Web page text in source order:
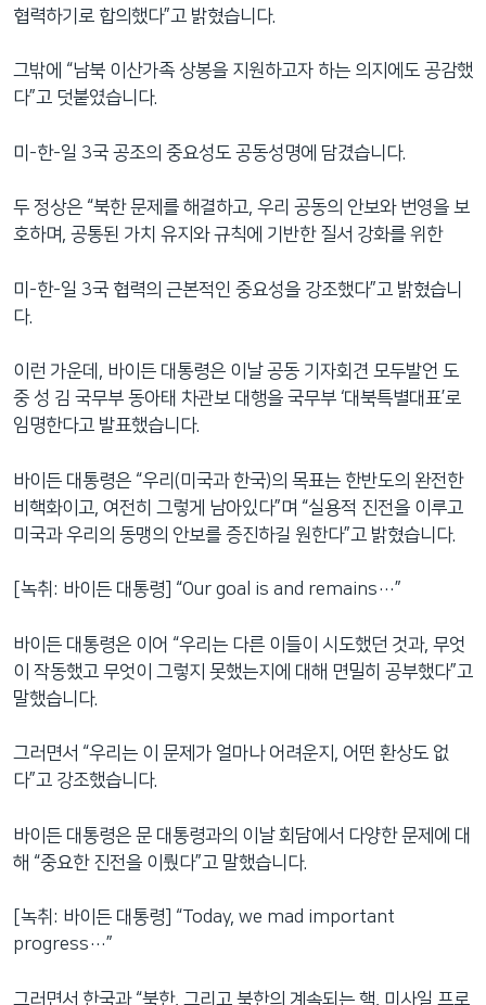
협력하기로 합의했다”고 밝혔습니다.
그밖에 “남북 이산가족 상봉을 지원하고자 하는 의지에도 공감했
다”고 덧붙였습니다.
미-한-일 3국 공조의 중요성도 공동성명에 담겼습니다.
두 정상은 “북한 문제를 해결하고, 우리 공동의 안보와 번영을 보
호하며, 공통된 가치 유지와 규칙에 기반한 질서 강화를 위한
미-한-일 3국 협력의 근본적인 중요성을 강조했다”고 밝혔습니
다.
이런 가운데, 바이든 대통령은 이날 공동 기자회견 모두발언 도
중 성 김 국무부 동아태 차관보 대행을 국무부 ‘대북특별대표’로
임명한다고 발표했습니다.
바이든 대통령은 “우리(미국과 한국)의 목표는 한반도의 완전한
비핵화이고, 여전히 그렇게 남아있다”며 “실용적 진전을 이루고
미국과 우리의 동맹의 안보를 증진하길 원한다”고 밝혔습니다.
[녹취: 바이든 대통령] “Our goal is and remains…”
바이든 대통령은 이어 “우리는 다른 이들이 시도했던 것과, 무엇
이 작동했고 무엇이 그렇지 못했는지에 대해 면밀히 공부했다”고
말했습니다.
그러면서 “우리는 이 문제가 얼마나 어려운지, 어떤 환상도 없
다”고 강조했습니다.
바이든 대통령은 문 대통령과의 이날 회담에서 다양한 문제에 대
해 “중요한 진전을 이뤘다”고 말했습니다.
[녹취: 바이든 대통령] “Today, we mad important
progress…”
그러면서 한국과 “북한, 그리고 북한의 계속되는 핵, 미사일 프로